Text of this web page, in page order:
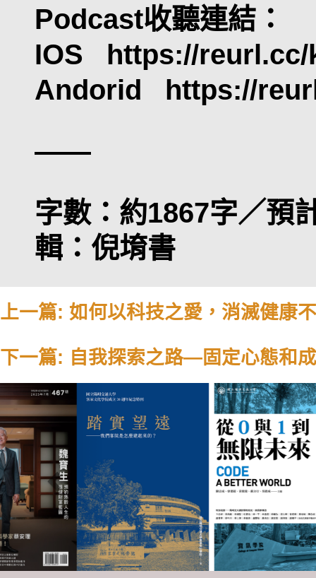
Podcast收聽連結：
IOS https://reurl.cc/
Andorid https://
——
字數：約1867字／預
輯：倪堉書
上一篇: 如何以科技之愛，消滅健康
下一篇: 自我探索之路—固定心態和
Previous
Email : nctu.yosheng.editor@gmail.com